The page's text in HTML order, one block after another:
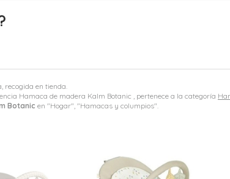
recogida en tienda.
Hamaca de madera Kalm Botanic , pertenece a la categoría
Botanic en "Hogar", "Hamacas y columpios".